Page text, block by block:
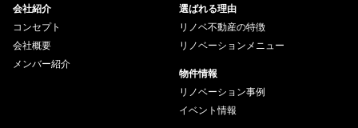
会社紹介
コンセプト
会社概要
メンバー紹介
選ばれる理由
リノベ不動産の特徴
リノベーションメニュー
物件情報
リノベーション事例
イベント情報